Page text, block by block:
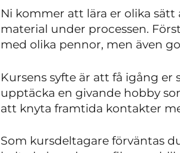
Ni kommer att lära er olika
material under processen.
med olika pennor, men även
Kursens syfte är att få igång
upptäcka en givande hobby
att knyta framtida kontakter
Som kursdeltagare förväntas